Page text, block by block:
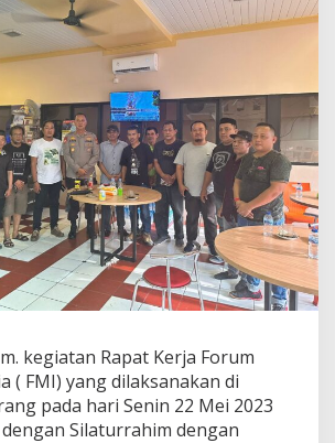
kegiatan Rapat Kerja Forum
( FMI) yang dilaksanakan di
pada hari Senin 22 Mei 2023
Silaturrahim dengan